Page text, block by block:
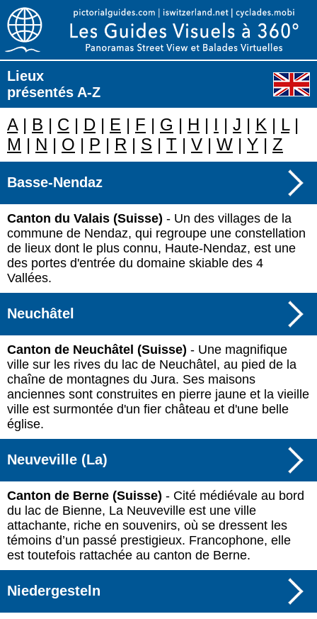
Lieux
présentés A-Z
A| B | C | D | E | F | G | H | I | J | K | L|
M | N | O | P | R | S | T | V | W | Y | Z
Basse-Nendaz
Canton du Valais (Suisse) - Un des villages de la
commune de Nendaz, qui regroupe une constellation
de lieux dont le plus connu, Haute-Nendaz, est une
des portes d'entrée du domaine skiable des 4
Vallées.
Neuchâtel
Canton de Neuchâtel (Suisse) - Une magnifique
ville sur les rives du lac de Neuchâtel, au pied de la
chaîne de montagnes du Jura. Ses maisons
anciennes sont construites en pierre jaune et la vieille
ville est surmontée d'un fier château et d'une belle
église.
Neuveville (La)
Canton de Berne (Suisse) - Cité médiévale au bord
du lac de Bienne, La Neuveville est une ville
attachante, riche en souvenirs, où se dressent les
témoins d’un passé prestigieux. Francophone, elle
est toutefois rattachée au canton de Berne.
Niedergesteln